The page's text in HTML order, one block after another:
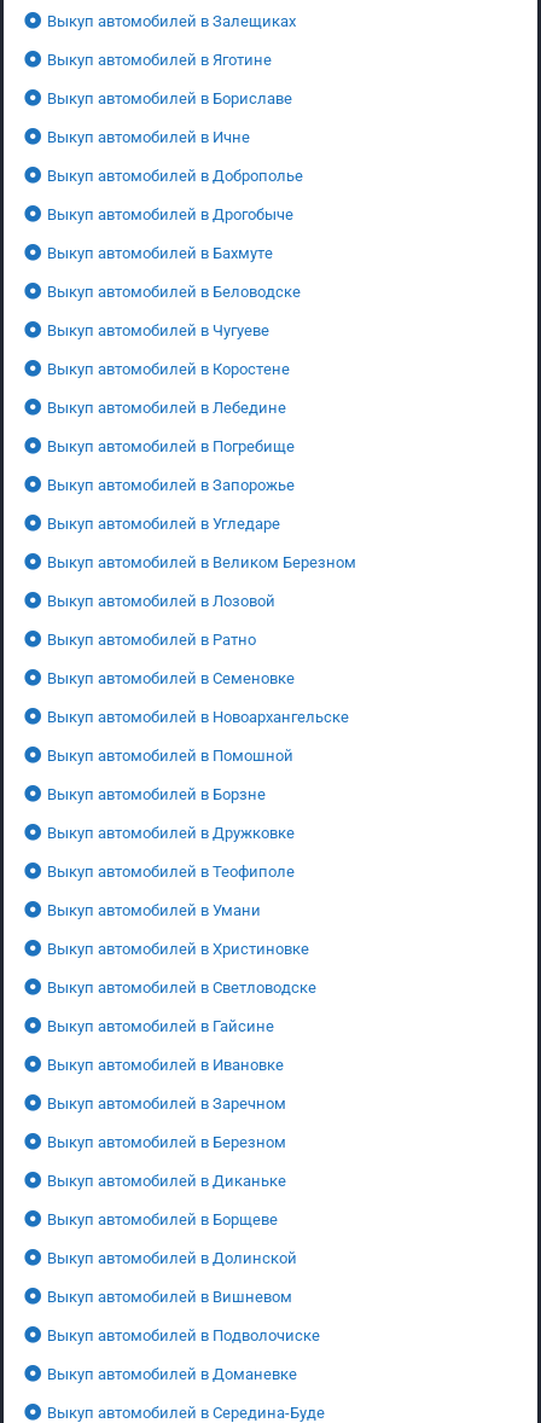
Выкуп автомобилей в Залещиках
Выкуп автомобилей в Яготине
Выкуп автомобилей в Бориславе
Выкуп автомобилей в Ичне
Выкуп автомобилей в Доброполье
Выкуп автомобилей в Дрогобыче
Выкуп автомобилей в Бахмуте
Выкуп автомобилей в Беловодске
Выкуп автомобилей в Чугуеве
Выкуп автомобилей в Коростене
Выкуп автомобилей в Лебедине
Выкуп автомобилей в Погребище
Выкуп автомобилей в Запорожье
Выкуп автомобилей в Угледаре
Выкуп автомобилей в Великом Березном
Выкуп автомобилей в Лозовой
Выкуп автомобилей в Ратно
Выкуп автомобилей в Семеновке
Выкуп автомобилей в Новоархангельске
Выкуп автомобилей в Помошной
Выкуп автомобилей в Борзне
Выкуп автомобилей в Дружковке
Выкуп автомобилей в Теофиполе
Выкуп автомобилей в Умани
Выкуп автомобилей в Христиновке
Выкуп автомобилей в Светловодске
Выкуп автомобилей в Гайсине
Выкуп автомобилей в Ивановке
Выкуп автомобилей в Заречном
Выкуп автомобилей в Березном
Выкуп автомобилей в Диканьке
Выкуп автомобилей в Борщеве
Выкуп автомобилей в Долинской
Выкуп автомобилей в Вишневом
Выкуп автомобилей в Подволочиске
Выкуп автомобилей в Доманевке
Выкуп автомобилей в Середина-Буде